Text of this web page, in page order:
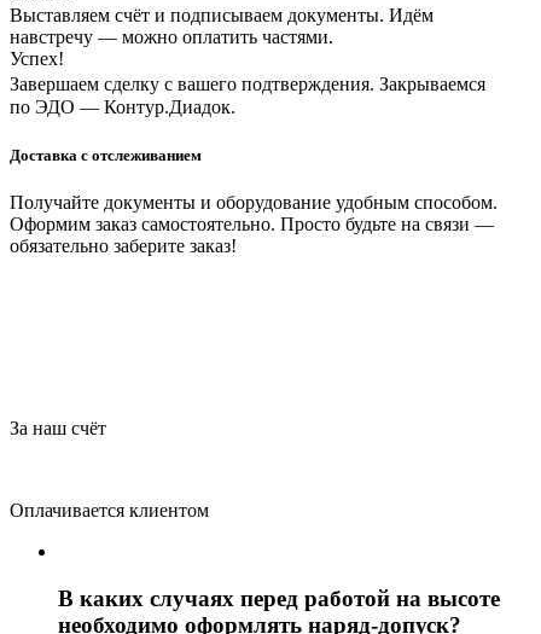
Выставляем счёт и подписываем документы. Идём
навстречу — можно оплатить частями.
Успех!
Завершаем сделку с вашего подтверждения. Закрываемся
по ЭДО — Контур.Диадок.
Доставка с отслеживанием
Получайте документы и оборудование удобным способом.
Оформим заказ самостоятельно. Просто будьте на связи —
обязательно заберите заказ!
За наш счёт
Оплачивается клиентом
В каких случаях перед работой на высоте
необходимо оформлять наряд-допуск?